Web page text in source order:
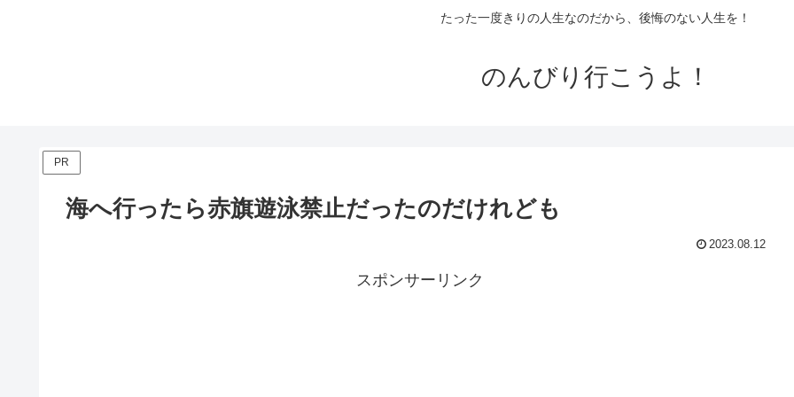
たった一度きりの人生なのだから、後悔のない人生を！
のんびり行こうよ！
PR
海へ行ったら赤旗遊泳禁止だったのだけれども
2023.08.12
スポンサーリンク